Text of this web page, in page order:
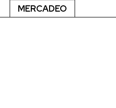
MERCADEO